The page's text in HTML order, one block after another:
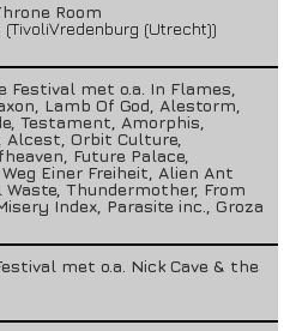
Room
(Utrecht))
Festival met o.a. In Flames,
Lamb Of God, Alestorm,
Testament, Amorphis,
Alcest, Orbit Culture,
Future Palace,
Einer Freiheit, Alien Ant
Waste, Thundermother, From
Index, Parasite inc., Groza
met o.a. Nick Cave & the